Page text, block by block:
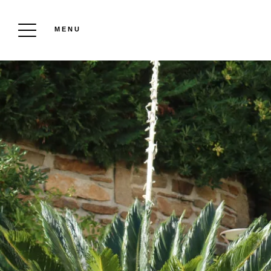
MENU
AFFITTI LAVANDOU
Prenotare
Affitta una casa o un appartamento per le
tue vacanze a Le Lavandou. Godetevi un
soggiorno straordinario e viste panoramiche
sul mare da questi appartamenti. Godrai di